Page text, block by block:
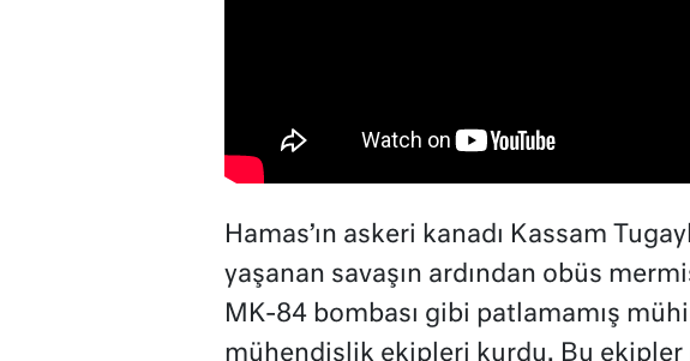
Hamas’ın askeri kanadı Kassam
yaşanan savaşın ardından obüs
MK-84 bombası gibi patlamamış
mühendislik ekipleri kurdu. Bu ekipler